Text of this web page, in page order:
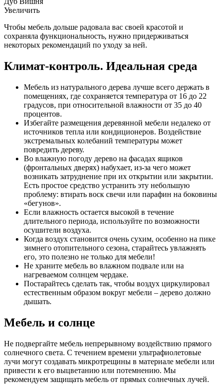
Увеличить
Чтобы мебель дольше радовала вас своей красотой и
сохраняла функциональность, нужно придерживаться
некоторых рекомендаций по уходу за ней.
Климат-контроль. Идеальная среда
Мебель из натурального дерева лучше всего держать в
помещениях, где сохраняется температура от 16 до 22
градусов, при относительной влажности от 35 до 40
процентов.
Избегайте размещения деревянной мебели недалеко от
источников тепла или кондиционеров. Воздействие
экстремальных колебаний температуры может
повредить дереву.
Во влажную погоду дерево на фасадах ящиков
(фронтальных дверях) набухает, из-за чего может
возникать затруднение при их открытии или закрытии.
Есть простое средство устранить эту небольшую
проблему: втирать воск свечи или парафин на боковины
«бегунов».
Если влажность остается высокой в течение
длительного периода, используйте по возможности
осушители воздуха.
Когда воздух становится очень сухим, особенно на пике
зимнего отопительного сезона, старайтесь увлажнять
его, это полезно не только для мебели!
Не храните мебель во влажном подвале или на
нагреваемом солнцем чердаке.
Постарайтесь сделать так, чтобы воздух циркулировал
естественным образом вокруг мебели – дерево должно
дышать.
Мебель и солнце
Не подвергайте мебель непрерывному воздействию прямого
солнечного света. С течением времени ультрафиолетовые
лучи могут создавать микротрещины в материале мебели или
привести к его выцветанию или потемнению. Мы
рекомендуем защищать мебель от прямых солнечных лучей.